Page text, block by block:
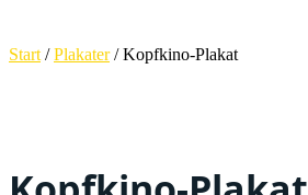
Start /Plakater/ Kopfkino-Plakat